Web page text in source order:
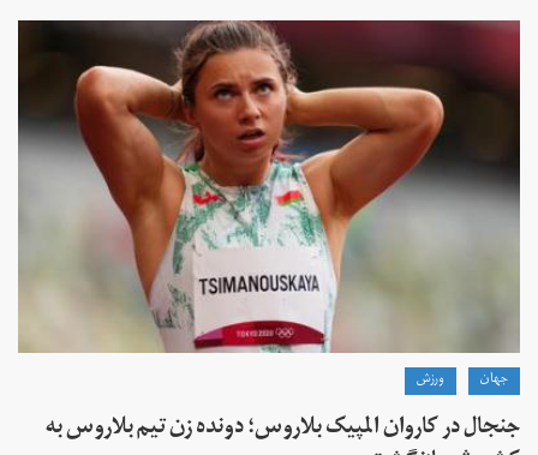
جهان ورزش
جنجال در کاروان المپیک بلاروس؛ دونده زن تیم بلاروس به